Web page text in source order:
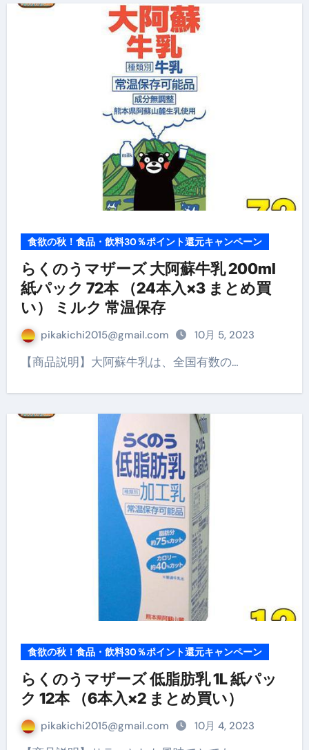
食欲の秋！食品・飲料30％ポイント還元キャンペーン
らくのうマザーズ 大阿蘇牛乳 200ml
紙パック 72本 （24本入×3 まとめ買
い） ミルク 常温保存
pikakichi2015@gmail.com 10月 5, 2023
【商品説明】大阿蘇牛乳は、全国有数の…
食欲の秋！食品・飲料30％ポイント還元キャンペーン
らくのうマザーズ 低脂肪乳 1L 紙パッ
ク 12本 （6本入×2 まとめ買い）
pikakichi2015@gmail.com 10月 4, 2023